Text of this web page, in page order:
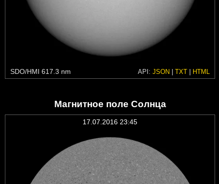
SDO/HMI 617.3 nm API: JSON | TXT | HTML
Магнитное поле Солнца
17.07.2016 23:45